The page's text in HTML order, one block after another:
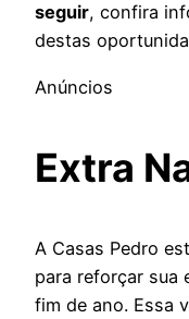
seguir, confira
destas
Anúncios
Extra
A Casas Pedro
para reforçar sua
fim de ano. Essa